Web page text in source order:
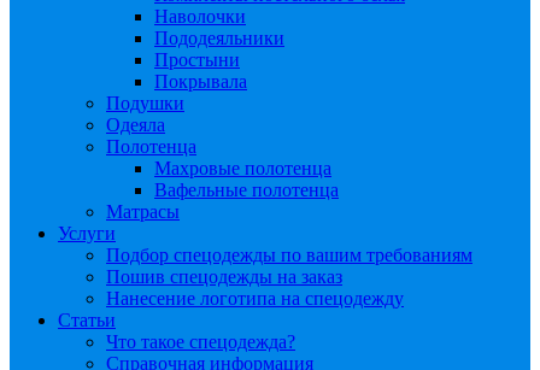
Наволочки
Пододеяльники
Простыни
Покрывала
Подушки
Одеяла
Полотенца
Махровые полотенца
Вафельные полотенца
Матрасы
Услуги
Подбор спецодежды по вашим требованиям
Пошив спецодежды на заказ
Нанесение логотипа на спецодежду
Статьи
Что такое спецодежда?
Справочная информация